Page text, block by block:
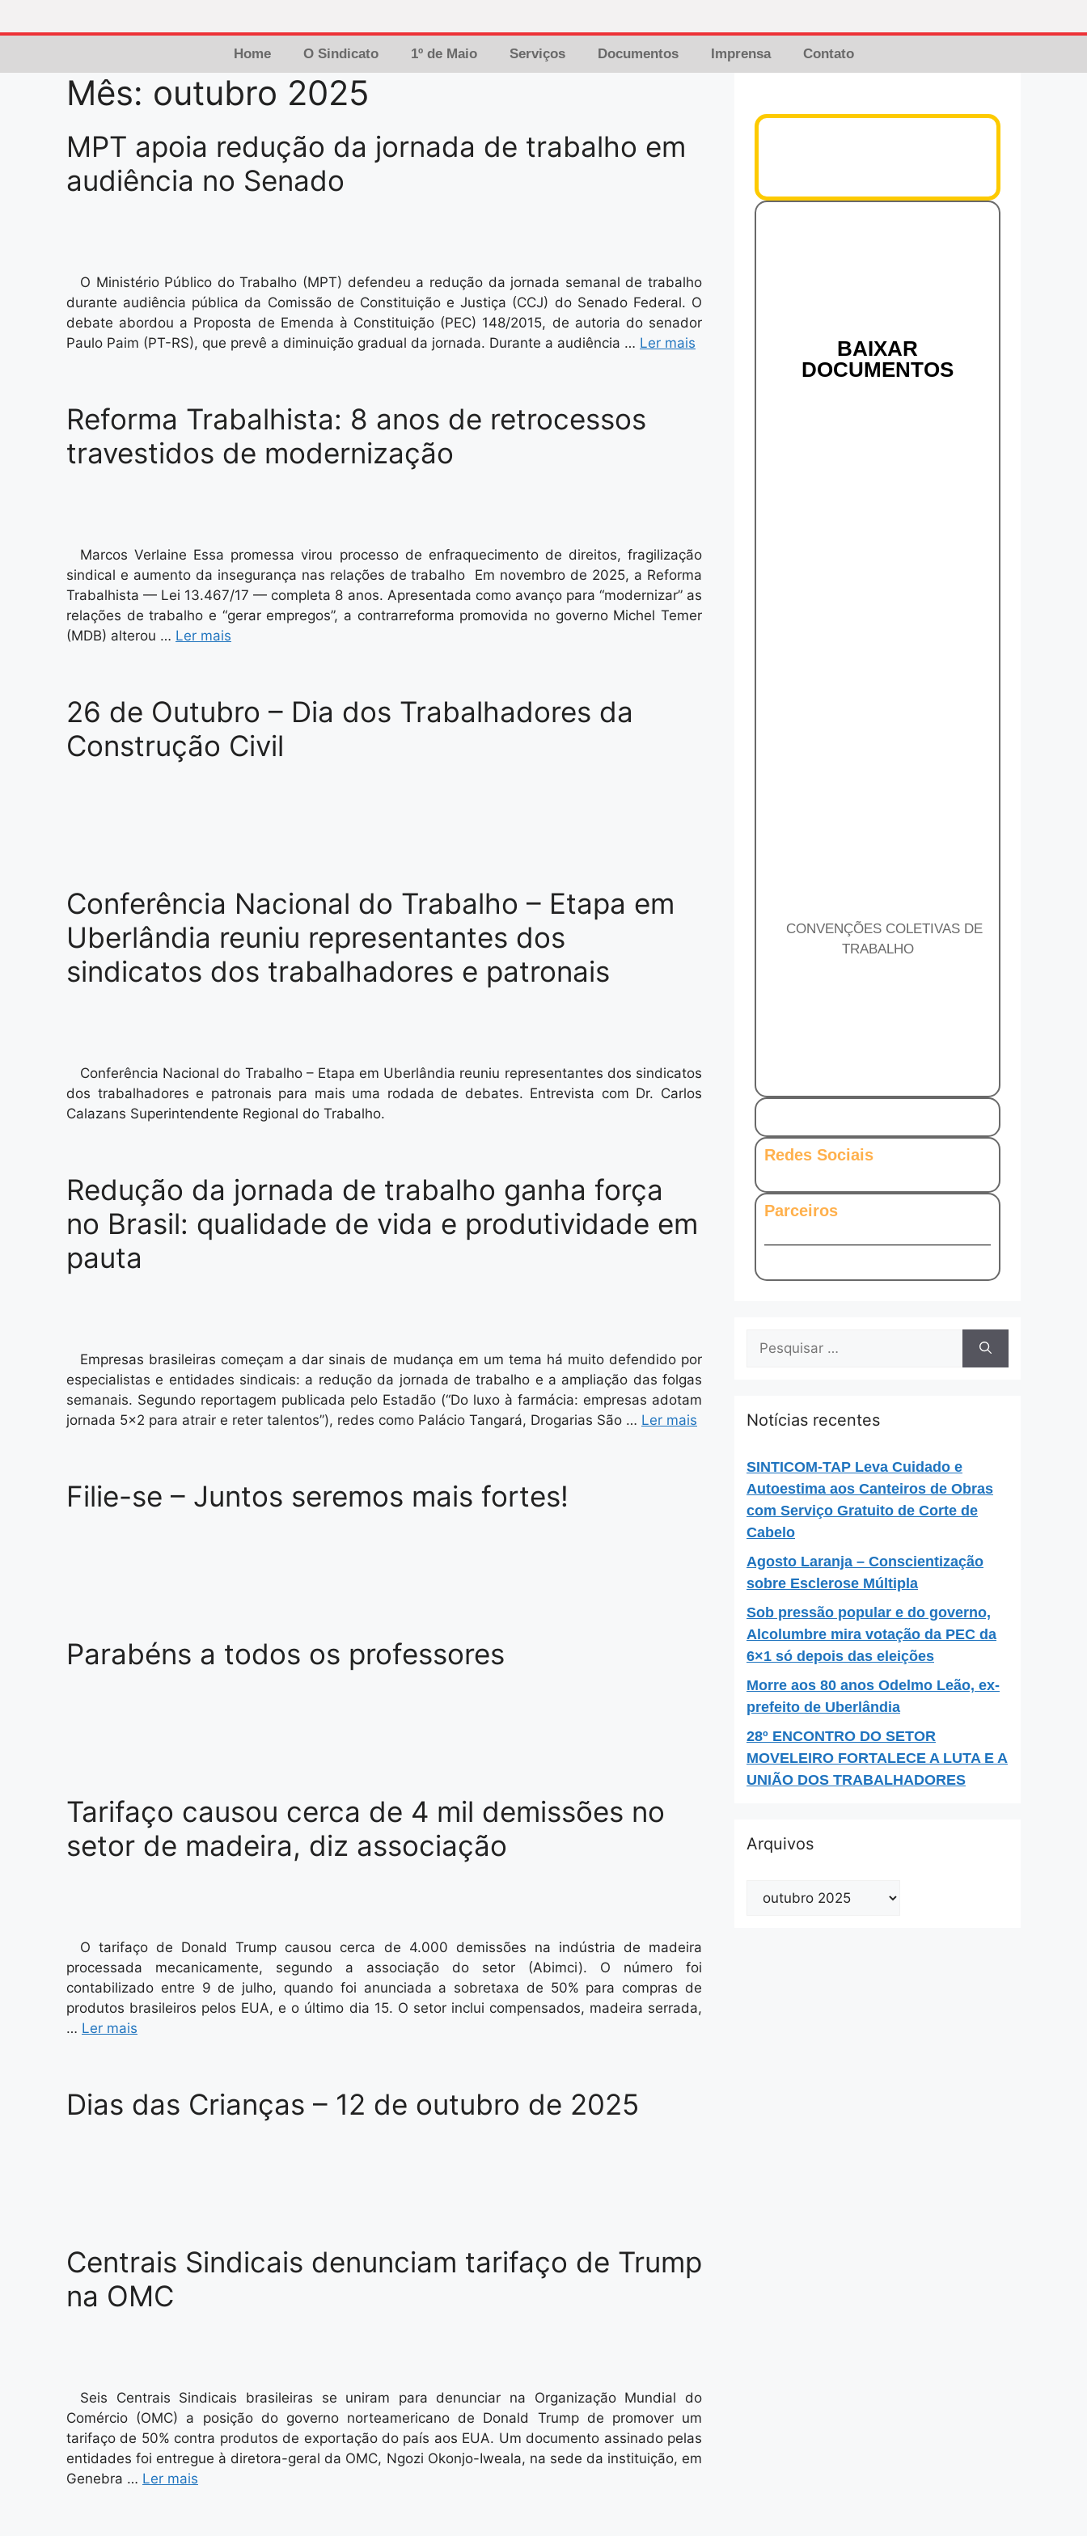
Home O Sindicato 1º de Maio Serviços Documentos Imprensa Contato
Mês: outubro 2025
MPT apoia redução da jornada de trabalho em
audiência no Senado
O Ministério Público do Trabalho (MPT) defendeu a redução da jornada semanal de trabalho
durante audiência pública da Comissão de Constituição e Justiça (CCJ) do Senado Federal. O
debate abordou a Proposta de Emenda à Constituição (PEC) 148/2015, de autoria do senador
Paulo Paim (PT-RS), que prevê a diminuição gradual da jornada. Durante a audiência … Ler mais
Reforma Trabalhista: 8 anos de retrocessos
travestidos de modernização
Marcos Verlaine Essa promessa virou processo de enfraquecimento de direitos, fragilização
sindical e aumento da insegurança nas relações de trabalho Em novembro de 2025, a Reforma
Trabalhista — Lei 13.467/17 — completa 8 anos. Apresentada como avanço para “modernizar” as
relações de trabalho e “gerar empregos”, a contrarreforma promovida no governo Michel Temer
(MDB) alterou … Ler mais
26 de Outubro – Dia dos Trabalhadores da
Construção Civil
Conferência Nacional do Trabalho – Etapa em
Uberlândia reuniu representantes dos
sindicatos dos trabalhadores e patronais
Conferência Nacional do Trabalho – Etapa em Uberlândia reuniu representantes dos sindicatos
dos trabalhadores e patronais para mais uma rodada de debates. Entrevista com Dr. Carlos
Calazans Superintendente Regional do Trabalho.
Redução da jornada de trabalho ganha força
no Brasil: qualidade de vida e produtividade em
pauta
Empresas brasileiras começam a dar sinais de mudança em um tema há muito defendido por
especialistas e entidades sindicais: a redução da jornada de trabalho e a ampliação das folgas
semanais. Segundo reportagem publicada pelo Estadão (“Do luxo à farmácia: empresas adotam
jornada 5×2 para atrair e reter talentos”), redes como Palácio Tangará, Drogarias São … Ler mais
Filie-se – Juntos seremos mais fortes!
Parabéns a todos os professores
Tarifaço causou cerca de 4 mil demissões no
setor de madeira, diz associação
O tarifaço de Donald Trump causou cerca de 4.000 demissões na indústria de madeira
processada mecanicamente, segundo a associação do setor (Abimci). O número foi
contabilizado entre 9 de julho, quando foi anunciada a sobretaxa de 50% para compras de
produtos brasileiros pelos EUA, e o último dia 15. O setor inclui compensados, madeira serrada,
… Ler mais
Dias das Crianças – 12 de outubro de 2025
Centrais Sindicais denunciam tarifaço de Trump
na OMC
Seis Centrais Sindicais brasileiras se uniram para denunciar na Organização Mundial do
Comércio (OMC) a posição do governo norteamericano de Donald Trump de promover um
tarifaço de 50% contra produtos de exportação do país aos EUA. Um documento assinado pelas
entidades foi entregue à diretora-geral da OMC, Ngozi Okonjo-Iweala, na sede da instituição, em
Genebra … Ler mais
BAIXAR
DOCUMENTOS
CONVENÇÕES COLETIVAS DE
TRABALHO
Redes Sociais
Parceiros
Notícias recentes
SINTICOM-TAP Leva Cuidado e
Autoestima aos Canteiros de Obras
com Serviço Gratuito de Corte de
Cabelo
Agosto Laranja – Conscientização
sobre Esclerose Múltipla
Sob pressão popular e do governo,
Alcolumbre mira votação da PEC da
6×1 só depois das eleições
Morre aos 80 anos Odelmo Leão, ex-
prefeito de Uberlândia
28º ENCONTRO DO SETOR
MOVELEIRO FORTALECE A LUTA E A
UNIÃO DOS TRABALHADORES
Arquivos